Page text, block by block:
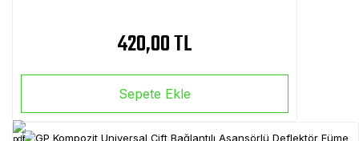
420,00 TL
Sepete Ekle